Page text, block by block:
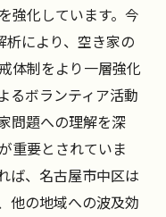
強化しています。今
により、空き家の
体制をより一層強化
るボランティア活動
問題への理解を深
重要とされていま
ば、名古屋市中区は
他の地域への波及効